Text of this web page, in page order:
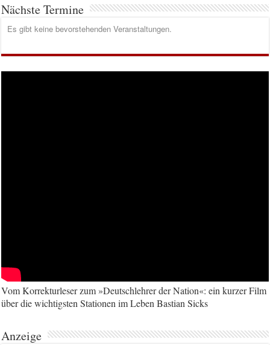
Nächste Termine
Es gibt keine bevorstehenden Veranstaltungen.
Vom Korrekturleser zum »Deutschlehrer der Nation«: ein kurzer Film
über die wichtigsten Stationen im Leben Bastian Sicks
Anzeige